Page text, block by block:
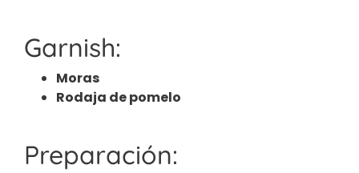
Garnish:
Moras
Rodaja de pomelo
Preparación: